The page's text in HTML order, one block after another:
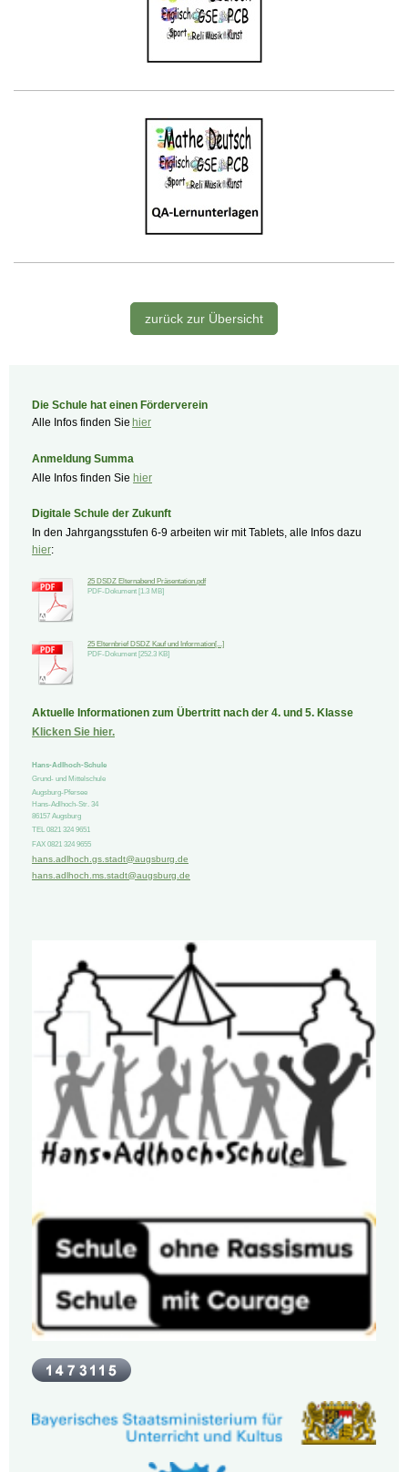
zurück zur Übersicht
Die Schule hat einen Förderverein
Alle Infos finden Sie hier
Anmeldung Summa
Alle Infos finden Sie hier
Digitale Schule der Zukunft
In den Jahrgangsstufen 6-9 arbeiten wir mit Tablets, alle Infos dazu
hier:
25 DSDZ Elternabend Präsentation.pdf
PDF-Dokument [1.3 MB]
25 Elternbrief DSDZ Kauf und Information[...]
PDF-Dokument [252.3 KB]
Aktuelle Informationen zum Übertritt nach der 4. und 5. Klasse
Klicken Sie hier.
Hans-Adlhoch-Schule
Grund- und Mittelschule
Augsburg-Pfersee
Hans-Adlhoch-Str. 34
86157 Augsburg
TEL 0821 324 9651
FAX 0821 324 9655
hans.adlhoch.gs.stadt@augsburg.de
hans.adlhoch.ms.stadt@augsburg.de